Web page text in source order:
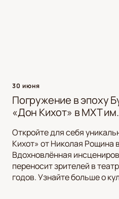
30 июня
Погружение в эпоху
«Дон Кихот» в МХТ
Откройте для себя
Кихот» от Николая Рощина
Вдохновлённая
переносит зрителей в
годов. Узнайте больше о